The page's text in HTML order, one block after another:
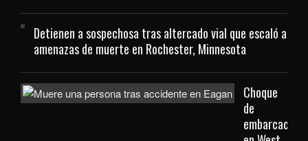
Detienen a sospechosa tras altercado vial que escaló a
amenazas de muerte en Rochester, Minnesota
Choque
de